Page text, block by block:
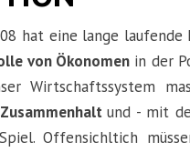
hat eine lange laufende
von Ökonomen in der
Wirtschaftssystem
und - mit
Offensichltich